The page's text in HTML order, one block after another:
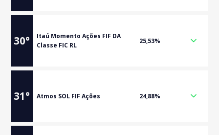
30°
Itaú Momento Ações FIF DA
Classe FIC RL
25,53%
31° Atmos SOL FIF Ações 24,88%